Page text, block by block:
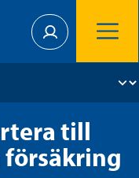
till
försäkring